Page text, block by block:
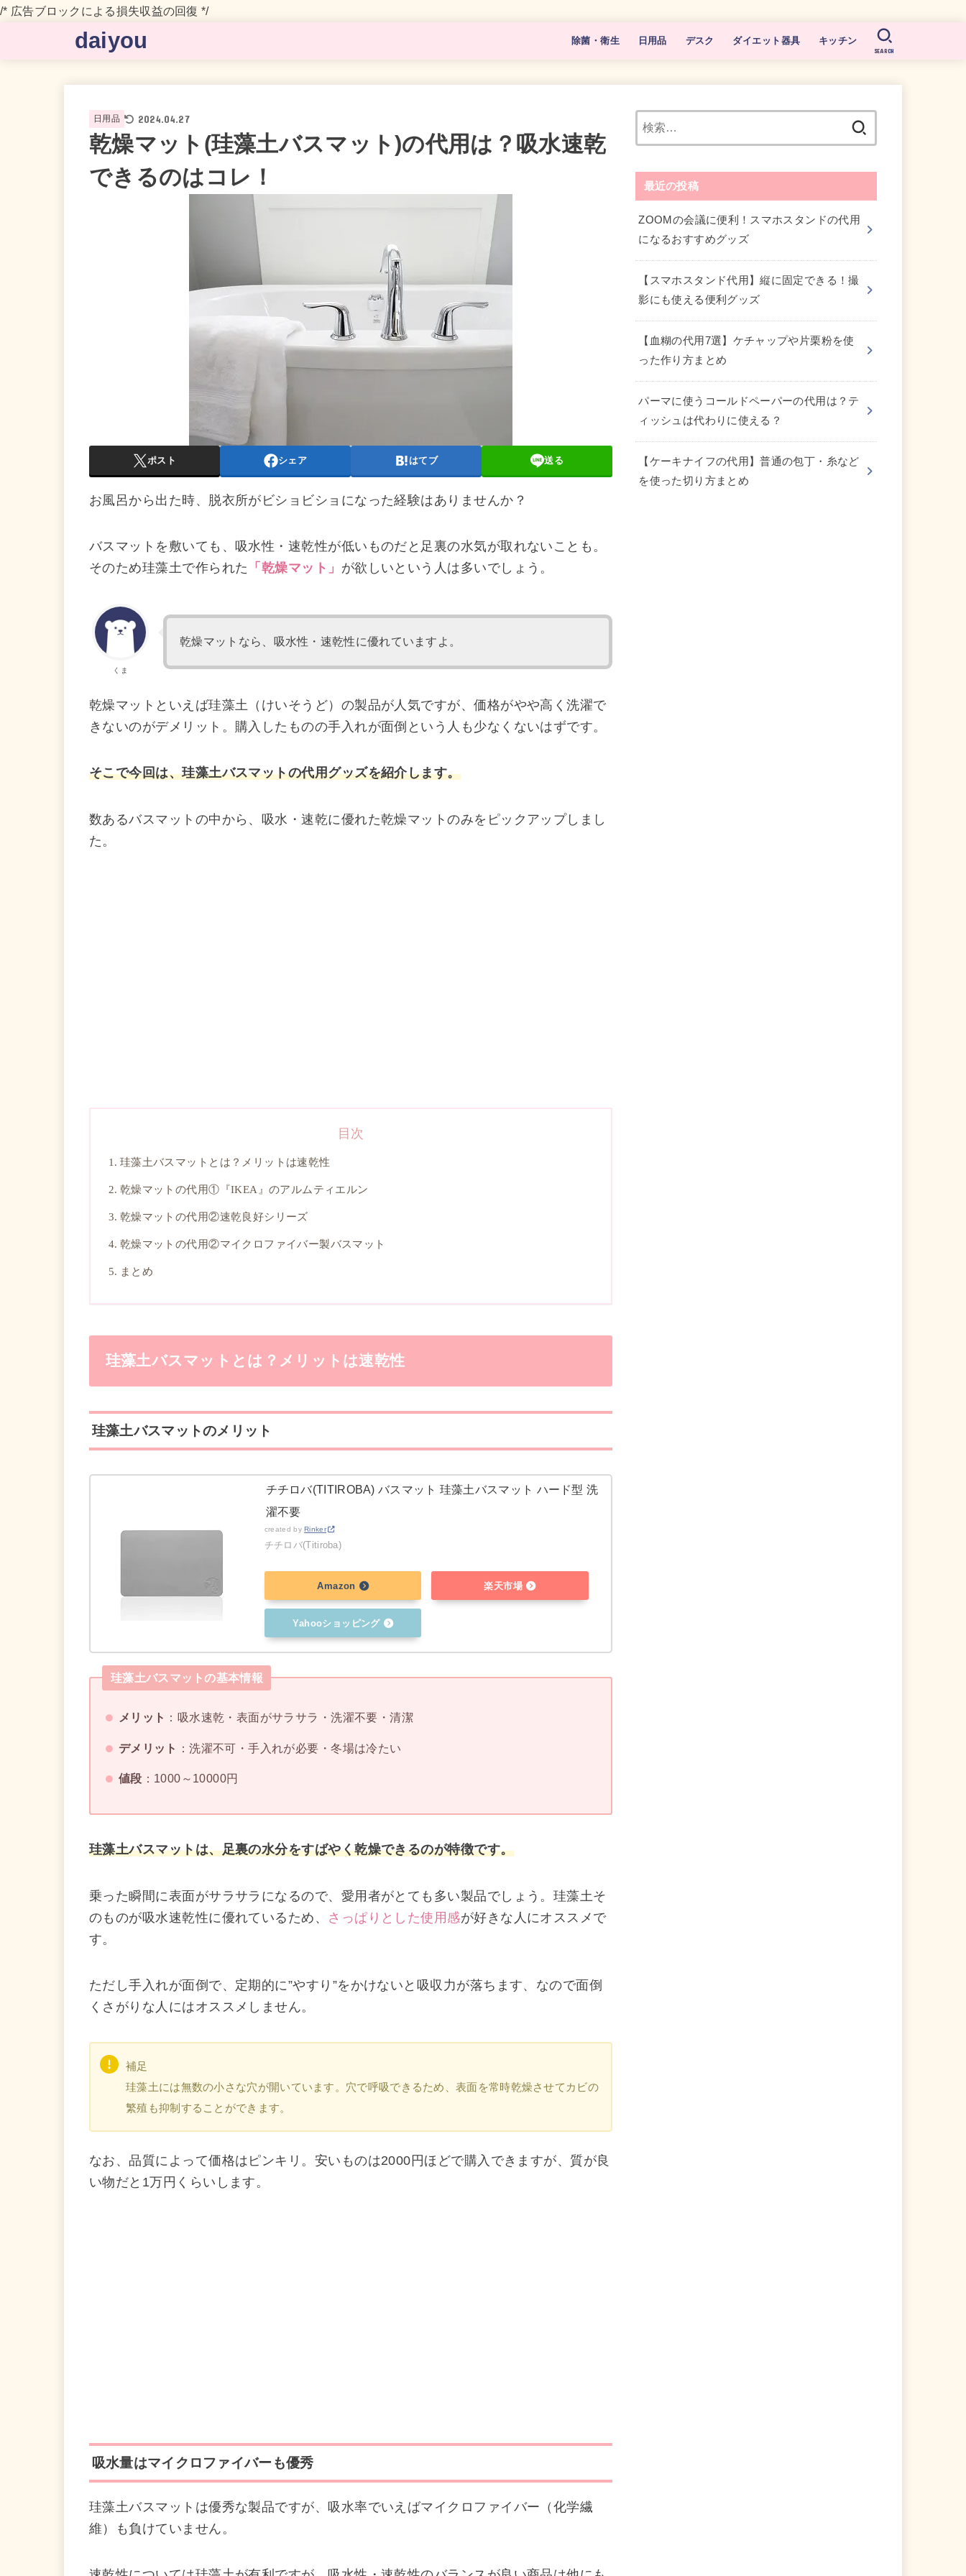
/* 広告ブロックによる損失収益の回復 */
daiyou 除菌・衛生 日用品 デスク ダイエット器具 キッチン
SEARCH
日用品 2024.04.27
乾燥マット(珪藻土バスマット)の代用は？吸水速乾
できるのはコレ！
ポスト シェア はてブ 送る
お風呂から出た時、脱衣所がビショビショになった経験はありませんか？
バスマットを敷いても、吸水性・速乾性が低いものだと足裏の水気が取れないことも。
そのため珪藻土で作られた 「乾燥マット」 が欲しいという人は多いでしょう。
くま
乾燥マットなら、吸水性・速乾性に優れていますよ。
乾燥マットといえば珪藻土（けいそうど）の製品が人気ですが、価格がやや高く洗濯で
きないのがデメリット。購入したものの手入れが面倒という人も少なくないはずです。
そこで今回は、珪藻土バスマットの代用グッズを紹介します。
数あるバスマットの中から、吸水・速乾に優れた乾燥マットのみをピックアップしまし
た。
目次
珪藻土バスマットとは？メリットは速乾性
乾燥マットの代用①『IKEA』のアルムティエルン
乾燥マットの代用②速乾良好シリーズ
乾燥マットの代用②マイクロファイバー製バスマット
まとめ
珪藻土バスマットとは？メリットは速乾性
珪藻土バスマットのメリット
チチロバ(TITIROBA) バスマット 珪藻土バスマット ハード型 洗
濯不要
created byRinker
チチロバ(Titiroba)
Amazon 楽天市場
Yahooショッピング
珪藻土バスマットの基本情報
メリット ：吸水速乾・表面がサラサラ・洗濯不要・清潔
デメリット ：洗濯不可・手入れが必要・冬場は冷たい
値段 ：1000～10000円
珪藻土バスマットは、足裏の水分をすばやく乾燥できるのが特徴です。
乗った瞬間に表面がサラサラになるので、愛用者がとても多い製品でしょう。 珪藻土そ
のものが吸水速乾性に優れているため、 さっぱりとした使用感が好きな人にオススメで
す。
ただし手入れが面倒で、定期的に”やすり”をかけないと吸収力が落ちます、なので面倒
くさがりな人にはオススメしません。
補足
珪藻土には無数の小さな穴が開いています。穴で呼吸できるため、表面を常時乾燥させてカビの
繁殖も抑制することができます。
なお、品質によって価格はピンキリ。安いものは2000円ほどで購入できますが、質が良
い物だと1万円くらいします。
吸水量はマイクロファイバーも優秀
珪藻土バスマットは優秀な製品ですが、吸水率でいえばマイクロファイバー（化学繊
維）も負けていません。
最近の投稿
ZOOMの会議に便利！スマホスタンドの代用
になるおすすめグッズ
【スマホスタンド代用】縦に固定できる！撮
影にも使える便利グッズ
【血糊の代用7選】ケチャップや片栗粉を使
った作り方まとめ
パーマに使うコールドペーパーの代用は？テ
ィッシュは代わりに使える？
【ケーキナイフの代用】普通の包丁・糸など
を使った切り方まとめ